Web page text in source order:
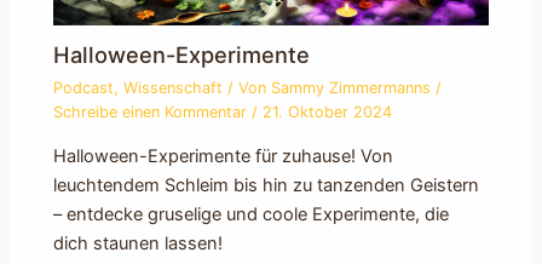
Halloween-Experimente
Podcast,Wissenschaft / Von Sammy Zimmermanns /
Schreibe einen Kommentar / 21. Oktober 2024
Halloween-Experimente für zuhause! Von
leuchtendem Schleim bis hin zu tanzenden Geistern
– entdecke gruselige und coole Experimente, die
dich staunen lassen!